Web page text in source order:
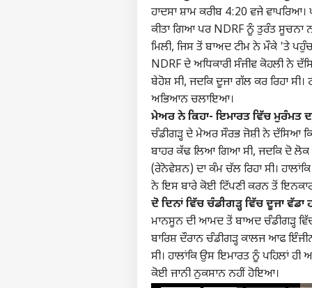
ਹਾਦਸਾ ਸ਼ਾਮ ਕਰੀਬ 4:20 ਵਜੇ
ਕੀਤਾ ਗਿਆ ਪਰ NDRF ਨੂੰ ਤੁਰੰਤ ਸੂਚਨਾ
ਮਿਲੀ, ਜਿਸ ਤੋਂ ਬਾਅਦ ਟੀਮ ਨੇ ਮੌਕੇ 'ਤੇ
NDRF ਦੇ ਅਧਿਕਾਰੀ ਸੰਜੀਵ ਕੋਹਲੀ ਨੇ
ਬੇਹੋਸ਼ ਸੀ, ਜਦਕਿ ਦੂਜਾ ਗੱਲ ਕਰ ਰਿਹਾ
ਅਭਿਆਨ ਚਲਾਇਆ।
ਮੇਅਰ ਨੇ ਕਿਹਾ- ਇਮਾਰਤ ਵਿੱਚ ਮੁਰੰਮਤ
ਚੰਡੀਗੜ੍ਹ ਦੇ ਮੇਅਰ ਸੌਰਭ ਜੋਸ਼ੀ ਨੇ ਦੱਸਿਆ
ਬਾਹਰ ਕੱਢ ਲਿਆ ਗਿਆ ਸੀ, ਜਦਕਿ ਦੋ ਲੋਕ
(ਰੇਨੋਵੇਸ਼ਨ) ਦਾ ਕੰਮ ਚੱਲ ਰਿਹਾ ਸੀ।
ਨੇ ਇਸ ਬਾਰੇ ਕੋਈ ਟਿੱਪਣੀ ਕਰਨ ਤੋਂ ਇਨਕਾਰ
ਦੋ ਦਿਨਾਂ ਵਿੱਚ ਚੰਡੀਗੜ੍ਹ ਵਿੱਚ ਦੂਜਾ ਵੱਡਾ
ਮਾਨਸੂਨ ਦੀ ਆਮਦ ਤੋਂ ਬਾਅਦ ਚੰਡੀਗੜ੍ਹ
ਬਾਰਿਸ਼ ਦੌਰਾਨ ਚੰਡੀਗੜ੍ਹ ਕਾਲਜ ਆਫ
ਸੀ। ਹਾਲਾਂਕਿ ਉਸ ਇਮਾਰਤ ਨੂੰ ਪਹਿਲਾਂ
ਕੋਈ ਜਾਨੀ ਨੁਕਸਾਨ ਨਹੀਂ ਹੋਇਆ।
LOGIN